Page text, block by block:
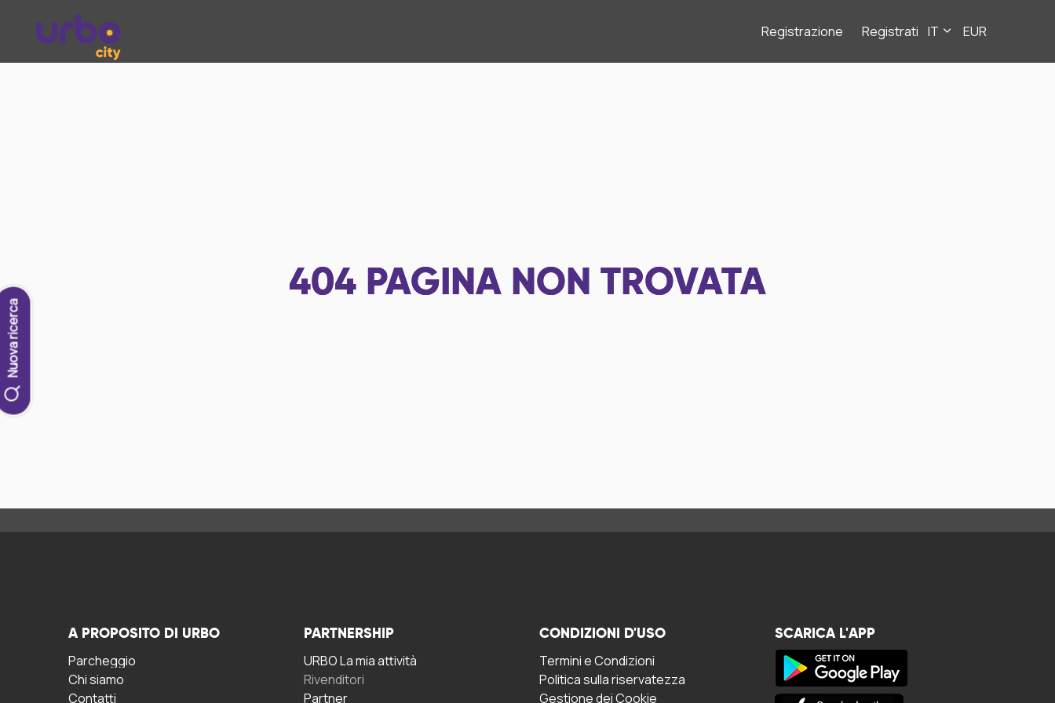
Registrazione Registrati IT EUR
Nuova ricerca
404 PAGINA NON TROVATA
A PROPOSITO DI URBO
Parcheggio
Chi siamo
Contatti
PARTNERSHIP
URBO La mia attività
Rivenditori
Partner
CONDIZIONI D'USO
Termini e Condizioni
Politica sulla riservatezza
Gestione dei Cookie
SCARICA L'APP